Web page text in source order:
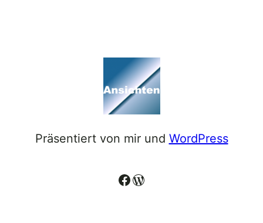
Präsentiert von mir und WordPress
Facebook
WordPress